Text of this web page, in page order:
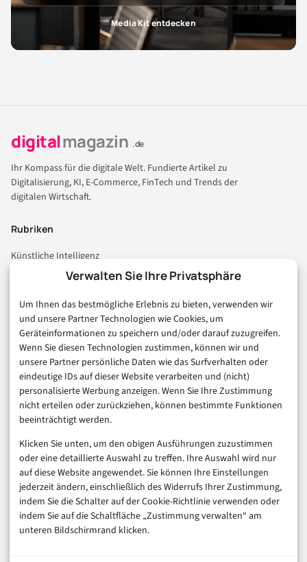
Verwalten Sie Ihre Privatsphäre
Um Ihnen das bestmögliche Erlebnis zu bieten, verwenden wir
und unsere Partner Technologien wie Cookies, um
Geräteinformationen zu speichern und/oder darauf zuzugreifen.
Wenn Sie diesen Technologien zustimmen, können wir und
unsere Partner persönliche Daten wie das Surfverhalten oder
eindeutige IDs auf dieser Website verarbeiten und (nicht)
personalisierte Werbung anzeigen. Wenn Sie Ihre Zustimmung
nicht erteilen oder zurückziehen, können bestimmte Funktionen
beeinträchtigt werden.
Klicken Sie unten, um den obigen Ausführungen zuzustimmen
oder eine detaillierte Auswahl zu treffen. Ihre Auswahl wird nur
auf diese Website angewendet. Sie können Ihre Einstellungen
jederzeit ändern, einschließlich des Widerrufs Ihrer Zustimmung,
indem Sie die Schalter auf der Cookie-Richtlinie verwenden oder
indem Sie auf die Schaltfläche „Zustimmung verwalten“ am
unteren Bildschirmrand klicken.
Media Kit entdecken
digitalmagazin .de
Ihr Kompass für die digitale Welt. Fundierte Artikel zu
Digitalisierung, KI, E-Commerce, FinTech und Trends der
digitalen Wirtschaft.
Rubriken
Künstliche Intelligenz
Technologie & IT
Consumer & Digital Life
Marketing
Finanzen & FinTech
Business & Karriere
Sicherheit & Recht
Digitalisierung
Marketing
Magazin
Unsere Redaktion
Werbeformate & Media Kit
Rechtliches